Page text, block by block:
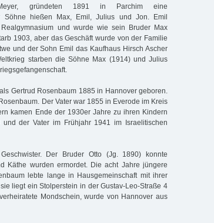
gründeten 1891 in Parchim eine
Söhne hießen Max, Emil, Julius und Jon. Emil
und wurde wie sein Bruder Max
1903, aber das Geschäft wurde von der Familie
und der Sohn Emil das Kaufhaus Hirsch Ascher
starben die Söhne Max (1914) und Julius
Gertrud Rosenbaum 1885 in Hannover geboren.
Der Vater war 1855 in Everode im Kreis
kamen Ende der 1930er Jahre zu ihren Kindern
der Vater im Frühjahr 1941 im Israelitischen
Der Bruder Otto (Jg. 1890) konnte
Käthe wurden ermordet. Die acht Jahre jüngere
lebte lange in Hausge­meinschaft mit ihrer
liegt ein Stolperstein in der Gustav-Leo-Straße 4
Mondschein, wurde von Hannover aus